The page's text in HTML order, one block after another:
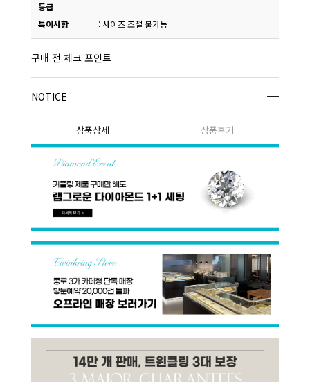
등급
특이사항 :사이즈 조절 불가능
구매 전 체크 포인트
NOTICE
상품상세 상품후기